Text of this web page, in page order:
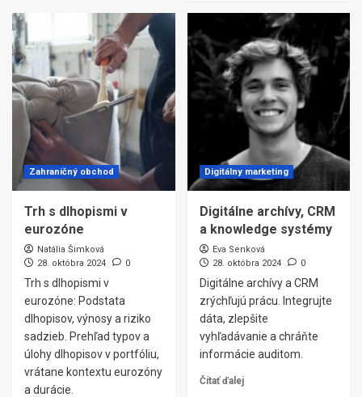
Zahraničný obchod
Trh s dlhopismi v
eurozóne
Natália Šimková
28. októbra 2024
0
Trh s dlhopismi v
eurozóne: Podstata
dlhopisov, výnosy a riziko
sadzieb. Prehľad typov a
úlohy dlhopisov v portfóliu,
vrátane kontextu eurozóny
a durácie.
Digitálny marketing
Digitálne archívy, CRM
a knowledge systémy
Eva Senková
28. októbra 2024
0
Digitálne archívy a CRM
zrýchľujú prácu. Integrujte
dáta, zlepšite
vyhľadávanie a chráňte
informácie auditom.
Čítať ďalej